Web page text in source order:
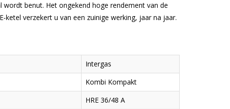
benut. Het ongekend hoge rendement van de
ketel verzekert u van een zuinige werking, jaar na jaar.
Intergas
Kombi Kompakt
HRE 36/48 A